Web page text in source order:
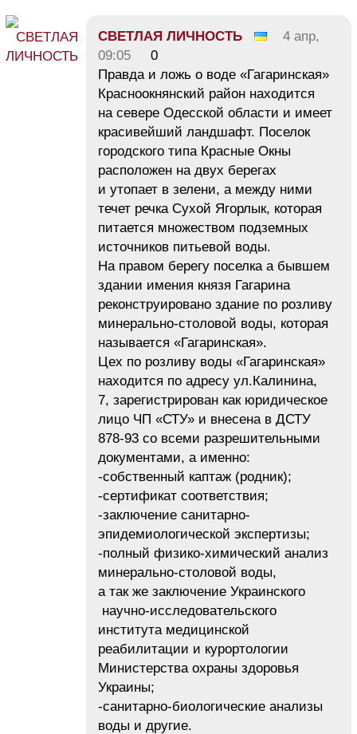
СВЕТЛАЯ ЛИЧНОСТЬ
4 апр,
09:05
0
Правда и ложь о воде «Гагаринская»
Красноокнянский район находится
на севере Одесской области и имеет
красивейший ландшафт. Поселок
городского типа Красные Окны
расположен на двух берегах
и утопает в зелени, а между ними
течет речка Сухой Ягорлык, которая
питается множеством подземных
источников питьевой воды.
На правом берегу поселка а бывшем
здании имения князя Гагарина
реконструировано здание по розливу
минерально-столовой воды, которая
называется «Гагаринская».
Цех по розливу воды «Гагаринская»
находится по адресу ул.Калинина,
7, зарегистрирован как юридическое
лицо ЧП «СТУ» и внесена в ДСТУ
878-93 со всеми разрешительными
документами, а именно:
-собственный каптаж (родник);
-сертификат соответствия;
-заключение санитарно-
эпидемиологической экспертизы;
-полный физико-химический анализ
минерально-столовой воды,
а так же заключение Украинского
научно-исследовательского
института медицинской
реабилитации и курортологии
Министерства охраны здоровья
Украины;
-санитарно-биологические анализы
воды и другие.